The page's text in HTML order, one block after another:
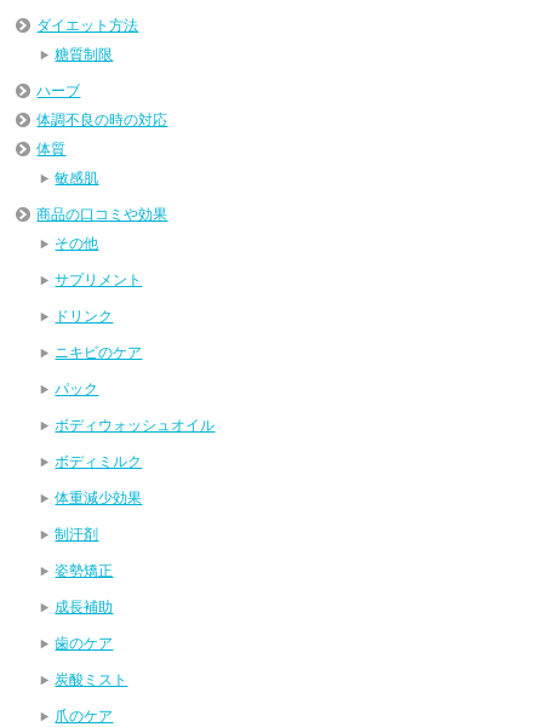
ダイエット方法
糖質制限
ハーブ
体調不良の時の対応
体質
敏感肌
商品の口コミや効果
その他
サプリメント
ドリンク
ニキビのケア
パック
ボディウォッシュオイル
ボディミルク
体重減少効果
制汗剤
姿勢矯正
成長補助
歯のケア
炭酸ミスト
爪のケア